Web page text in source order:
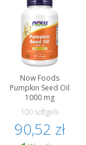
Now Foods
Pumpkin Seed Oil
1000 mg
100 softgels
90,52 zł